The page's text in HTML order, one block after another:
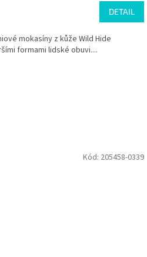
DETAIL
mokasíny z kůže Wild Hide
formami lidské obuvi....
Kód: 205458-0339